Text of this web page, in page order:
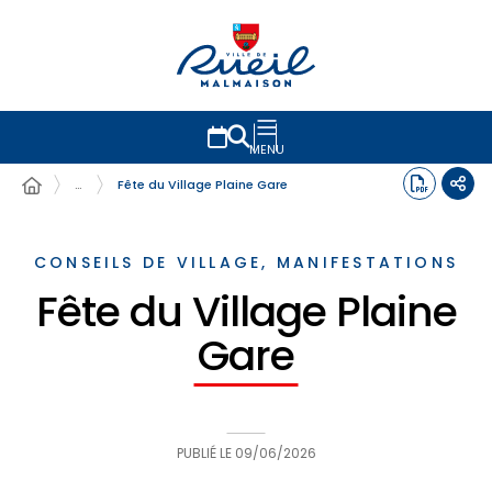
MENU
…
Fête du Village Plaine Gare
CONSEILS DE VILLAGE, MANIFESTATIONS
Fête du Village Plaine
Gare
PUBLIÉ LE 09/06/2026